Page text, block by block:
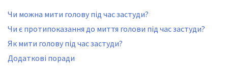
Чи можна мити голову під час застуди?
Чи є протипоказання до миття голови під час застуди?
Як мити голову під час застуди?
Додаткові поради